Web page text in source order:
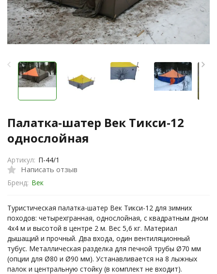
Палатка-шатер Век Тикси-12
однослойная
Написать отзыв
Бренд: Век
Артикул: П-44/1
Туристическая палатка-шатер Век Тикси-12 для зимних
походов: четырехгранная, однослойная, с квадратным дном
4x4 м и высотой в центре 2 м. Вес 5,6 кг. Материал
дышащий и прочный. Два входа, один вентиляционный
тубус. Металлическая разделка для печной трубы Ø70 мм
(опции для Ø80 и Ø90 мм). Устанавливается на 8 лыжных
палок и центральную стойку (в комплект не входит).